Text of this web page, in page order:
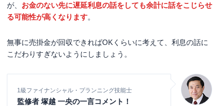
が、 お金のない先に遅延利息の話をしても余計に話をこじらせ
る可能性が高くなります。
無事に売掛金が回収できればOKくらいに考えて、利息の話に
こだわりすぎないようにしましょう。
1級ファイナンシャル・プランニング技能士
監修者 塚越 一央の一言コメント！